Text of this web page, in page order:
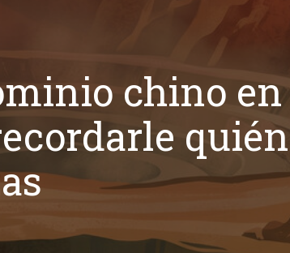
chino en
quién